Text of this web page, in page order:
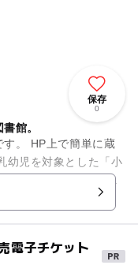
保存
0
館。
。 HP上で簡単に蔵
幼児を対象とした「小
ちゃんから親子で楽
電子チケット